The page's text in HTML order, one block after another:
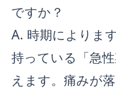
ですか？
A. 時期によりま
持っている「急
えます。痛みが